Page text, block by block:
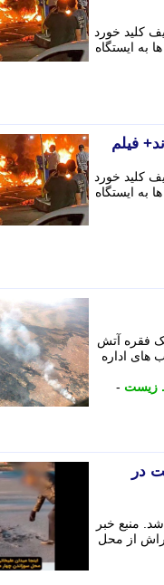
کلید خورد
به ایستگاه
فیلم
کلید خورد
به ایستگاه
فقره آتش
های اداره
زیست -
امنیت در
منبع خبر
از محل